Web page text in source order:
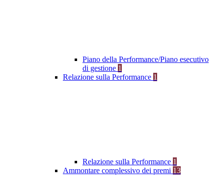
Piano della Performance/Piano esecutivo
di gestione 1
Relazione sulla Performance 1
Relazione sulla Performance 1
Ammontare complessivo dei premi 13